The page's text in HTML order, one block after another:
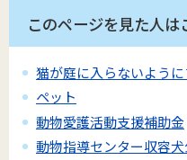
このページを見た人
猫が庭に入らないよう
ペット
動物愛護活動支援補助金
動物指導センター収容